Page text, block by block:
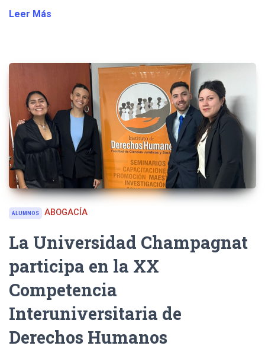
Leer Más
ALUMNOS ABOGACÍA
La Universidad Champagnat
participa en la XX
Competencia
Interuniversitaria de
Derechos Humanos